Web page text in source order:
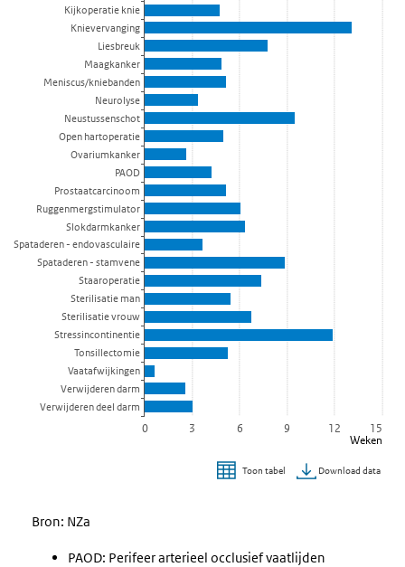
Weken
0 3 6 9 12 15
Kijkoperatie knie
Knievervanging
Liesbreuk
Maagkanker
Meniscus/kniebanden
Neurolyse
Neustussenschot
Open hartoperatie
Ovariumkanker
PAOD
Prostaatcarcinoom
Ruggenmergstimulator
Slokdarmkanker
Spataderen - endovasculaire
Spataderen - stamvene
Staaroperatie
Sterilisatie man
Sterilisatie vrouw
Stressincontinentie
Tonsillectomie
Vaatafwijkingen
Verwijderen darm
Verwijderen deel darm
Toon tabel Download data
Bron: NZa
PAOD: Perifeer arterieel occlusief vaatlijden